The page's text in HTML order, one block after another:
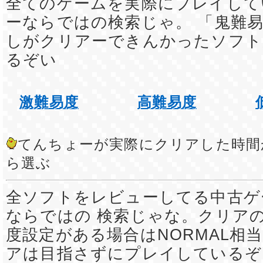
ーならではの検索じゃ。 「鬼難
しがクリアーできんかったソフ
るぞい
激難易度 高難易度
てんちょーが実際にクリアした時
ら選ぶ
全ソフトをレビューしてる中古
ならではの 検索じゃな。クリア
度設定がある場合はNORMAL相
アは目指さずにプレイしている